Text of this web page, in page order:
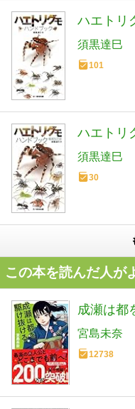
ハエトリ
須黒達巳
101
ハエトリ
須黒達巳
30
この本を読んだ人が
成瀬は都
宮島未奈
12738